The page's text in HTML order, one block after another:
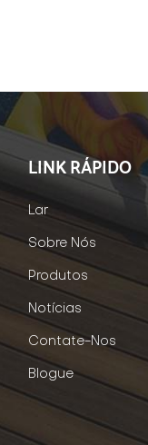
LINK RÁPIDO
Lar
Sobre Nós
Produtos
Notícias
Contate-Nos
Blogue